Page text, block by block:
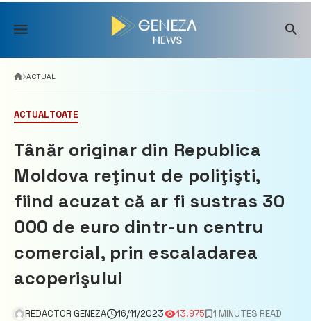
Skip
content
ACTUAL
ACTUALTOATE
Tânăr originar din Republica
Moldova reţinut de poliţişti,
fiind acuzat că ar fi sustras 30
000 de euro dintr-un centru
comercial, prin escaladarea
acoperişului
REDACTOR GENEZA 16/11/2023 13.975
1 MINUTES READ